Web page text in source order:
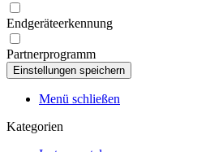
Endgeräteerkennung
Partnerprogramm
Menü schließen
Kategorien